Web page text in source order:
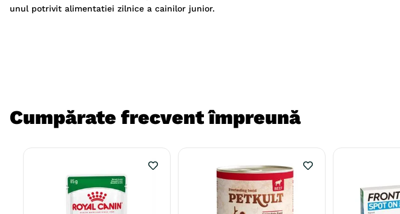
unul potrivit alimentatiei zilnice a cainilor junior.
Cumpărate frecvent împreună